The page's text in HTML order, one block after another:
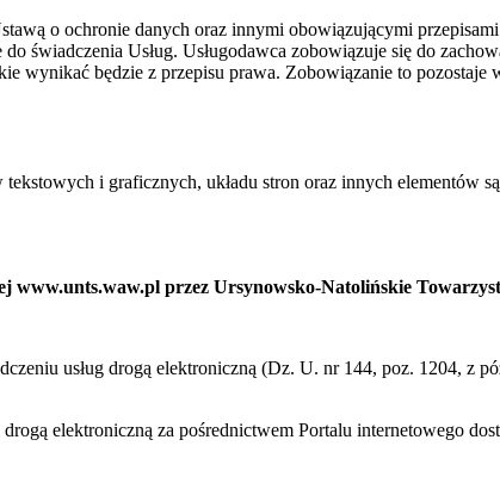
o ochronie danych oraz innymi obowiązującymi
świadczenia Usług. Usługodawca zobowiązuje się do
wynikać będzie z przepisu prawa. Zobowiązanie to pozostaje
i graficznych, układu stron oraz innych elementów
www.unts.waw.pl przez Ursynowsko-Natolińskie
usług drogą elektroniczną (Dz. U. nr 144, poz. 1204, z
elektroniczną za pośrednictwem Portalu internetowego